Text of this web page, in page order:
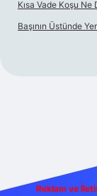
Kısa Vade Koşu Ne
Başının Üstünde
Reklam ve